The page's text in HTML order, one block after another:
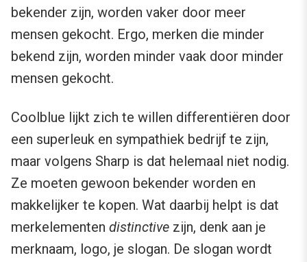
bekender zijn, worden vaker door meer
mensen gekocht. Ergo, merken die minder
bekend zijn, worden minder vaak door minder
mensen gekocht.
Coolblue lijkt zich te willen differentiëren door
een superleuk en sympathiek bedrijf te zijn,
maar volgens Sharp is dat helemaal niet nodig.
Ze moeten gewoon bekender worden en
makkelijker te kopen. Wat daarbij helpt is dat
merkelementen distinctive zijn, denk aan je
merknaam, logo, je slogan. De slogan wordt